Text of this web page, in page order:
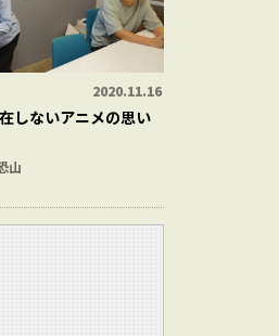
2020.11.16
しないアニメの思い
山